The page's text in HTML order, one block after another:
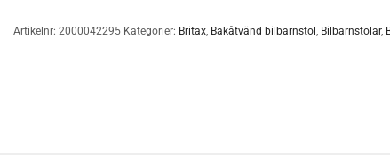
Artikelnr: 2000042295 Kategorier: Britax, Bakåtvänd bilbarnstol , Bilbarnstolar,